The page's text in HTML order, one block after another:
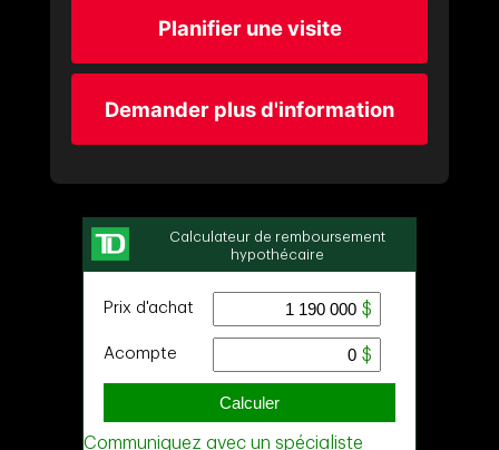
Planifier une visite
Demander plus d'information